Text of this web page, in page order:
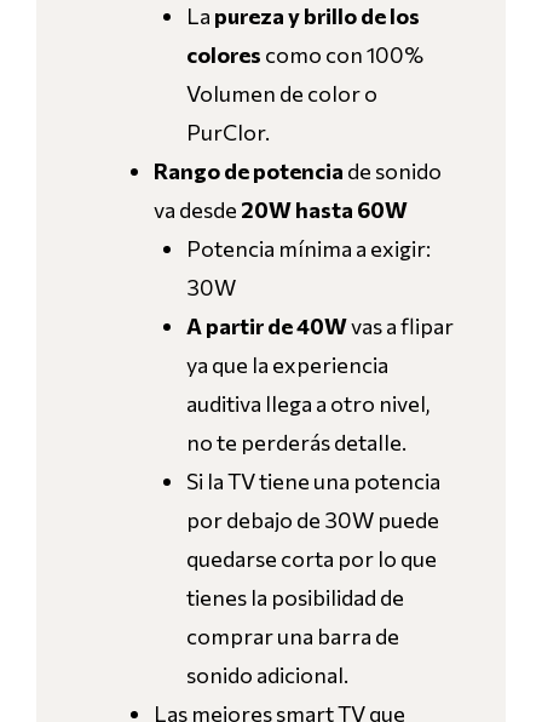
La pureza y brillo de los
colores como con 100%
Volumen de color o
PurClor.
Rango de potencia de sonido
va desde 20W hasta 60W
Potencia mínima a exigir:
30W
A partir de 40Wvas a flipar
ya que la experiencia
auditiva llega a otro nivel,
no te perderás detalle.
Si la TV tiene una potencia
por debajo de 30W puede
quedarse corta por lo que
tienes la posibilidad de
comprar una barra de
sonido adicional.
Las mejores smart TV que